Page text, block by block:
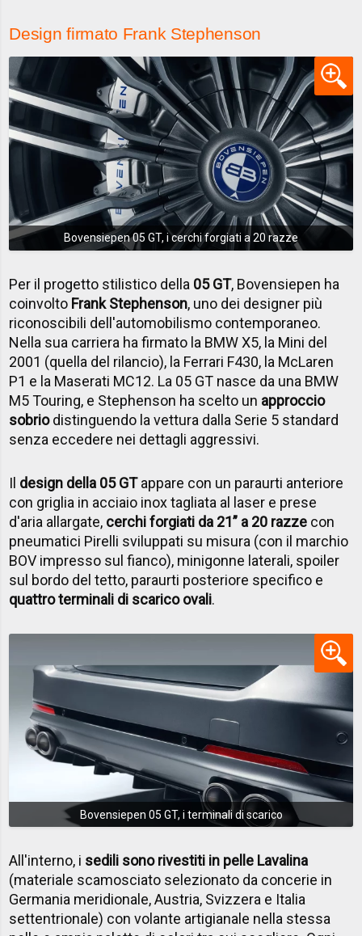
Design firmato Frank Stephenson
Bovensiepen 05 GT, i cerchi forgiati a 20 razze
Per il progetto stilistico della 05 GT, Bovensiepen ha
coinvolto Frank Stephenson, uno dei designer più
riconoscibili dell'automobilismo contemporaneo.
Nella sua carriera ha firmato la BMW X5, la Mini del
2001 (quella del rilancio), la Ferrari F430, la McLaren
P1 e la Maserati MC12. La 05 GT nasce da una BMW
M5 Touring, e Stephenson ha scelto un approccio
sobriodistinguendo la vettura dalla Serie 5 standard
senza eccedere nei dettagli aggressivi.
Il design della 05 GTappare con un paraurti anteriore
con griglia in acciaio inox tagliata al laser e prese
d'aria allargate, cerchi forgiati da 21” a 20 razze con
pneumatici Pirelli sviluppati su misura (con il marchio
BOV impresso sul fianco), minigonne laterali, spoiler
sul bordo del tetto, paraurti posteriore specifico e
quattro terminali di scarico ovali.
Bovensiepen 05 GT, i terminali di scarico
All'interno, i sedili sono rivestiti in pelle Lavalina
(materiale scamosciato selezionato da concerie in
Germania meridionale, Austria, Svizzera e Italia
settentrionale) con volante artigianale nella stessa